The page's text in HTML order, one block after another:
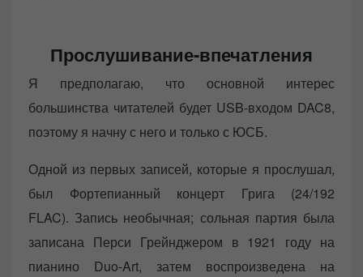
Прослушивание-впечатления
Я предполагаю, что основной интерес
большинства читателей будет USB-входом DAC8,
поэтому я начну с него и только с ЮСБ.
Одной из первых записей, которые я прослушал,
был Фортепианный концерт Грига (24/192
FLAC). Запись необычная; сольная партия была
записана Перси Грейнджером в 1921 году на
пианино Duo-Art, затем воспроизведена на